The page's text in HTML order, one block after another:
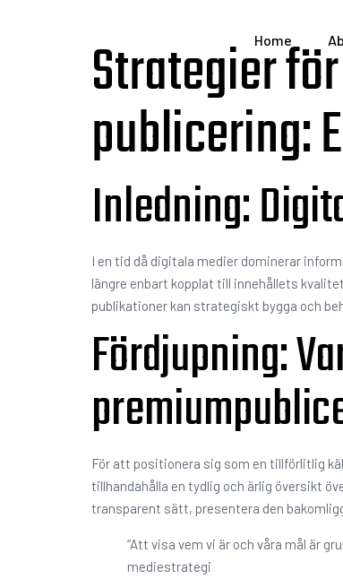
Home
Strategier
publicering:
Inledning:
I en tid då digitala medier dominerar
längre enbart kopplat till innehållets
publikationer kan strategiskt bygga och
Fördjupning:
För att positionera sig som en tillförlitlig
tillhandahålla en tydlig och ärlig översikt
transparent sätt, presentera den
“Att visa vem vi är och våra mål är
mediestrategi